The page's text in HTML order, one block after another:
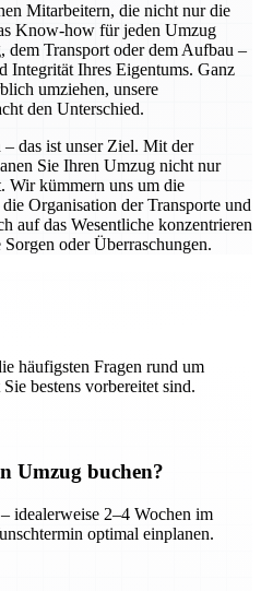
Mitarbeitern, die nicht nur die
Know-how für jeden Umzug
dem Transport oder dem Aufbau –
Integrität Ihres Eigentums. Ganz
umziehen, unsere
den Unterschied.
das ist unser Ziel. Mit der
Sie Ihren Umzug nicht nur
Wir kümmern uns um die
Organisation der Transporte und
auf das Wesentliche konzentrieren
oder Überraschungen.
häufigsten Fragen rund um
bestens vorbereitet sind.
Umzug buchen?
idealerweise 2–4 Wochen im
optimal einplanen.